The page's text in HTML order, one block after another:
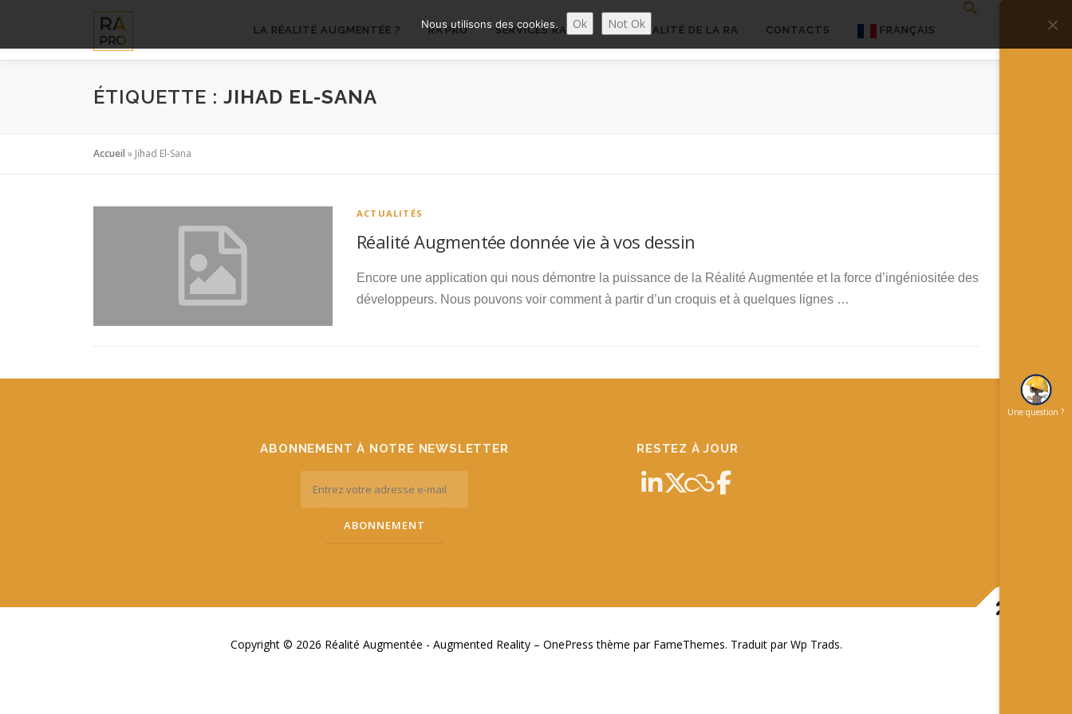
contenu
LA RÉALITÉ AUGMENTÉE ? RA’PRO SERVICES RA’PRO ACTUALITÉ DE LA RA CONTACTS FRANÇAIS
ÉTIQUETTE : JIHAD EL-SANA
Accueil » Jihad El-Sana
ACTUALITÉS
Réalité Augmentée donnée vie à vos dessin
Encore une application qui nous démontre la puissance de la Réalité Augmentée et la force d’ingéniositée des
développeurs. Nous pouvons voir comment à partir d’un croquis et à quelques lignes …
ABONNEMENT À NOTRE NEWSLETTER RESTEZ À JOUR
Copyright © 2026 Réalité Augmentée - Augmented Reality – OnePress thème par FameThemes. Traduit par Wp Trads.
Une question ?
Nous utilisons des cookies. Ok Not Ok